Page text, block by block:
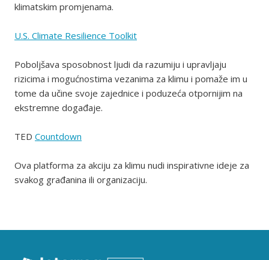
klimatskim promjenama.
U.S. Climate Resilience Toolkit
Poboljšava sposobnost ljudi da razumiju i upravljaju
rizicima i mogućnostima vezanima za klimu i pomaže im u
tome da učine svoje zajednice i poduzeća otpornijim na
ekstremne događaje.
TED Countdown
Ova platforma za akciju za klimu nudi inspirativne ideje za
svakog građanina ili organizaciju.